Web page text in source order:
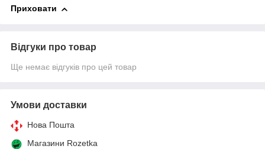
Приховати
Відгуки про товар
Ще немає відгуків про цей товар
Умови доставки
Нова Пошта
Магазини Rozetka